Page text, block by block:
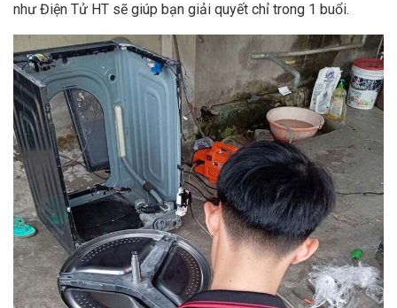
như Điện Tử HT sẽ giúp bạn giải quyết chỉ trong 1 buổi.